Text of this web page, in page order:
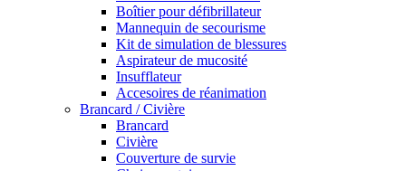
Boîtier pour défibrillateur
Mannequin de secourisme
Kit de simulation de blessures
Aspirateur de mucosité
Insufflateur
Accesoires de réanimation
Brancard / Civière
Brancard
Civière
Couverture de survie